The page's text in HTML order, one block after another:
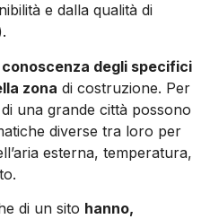
e dalla qualità di
degli specifici
zona di costruzione. Per
una grande città possono
diverse tra loro per
esterna, temperatura,
di un sito hanno,